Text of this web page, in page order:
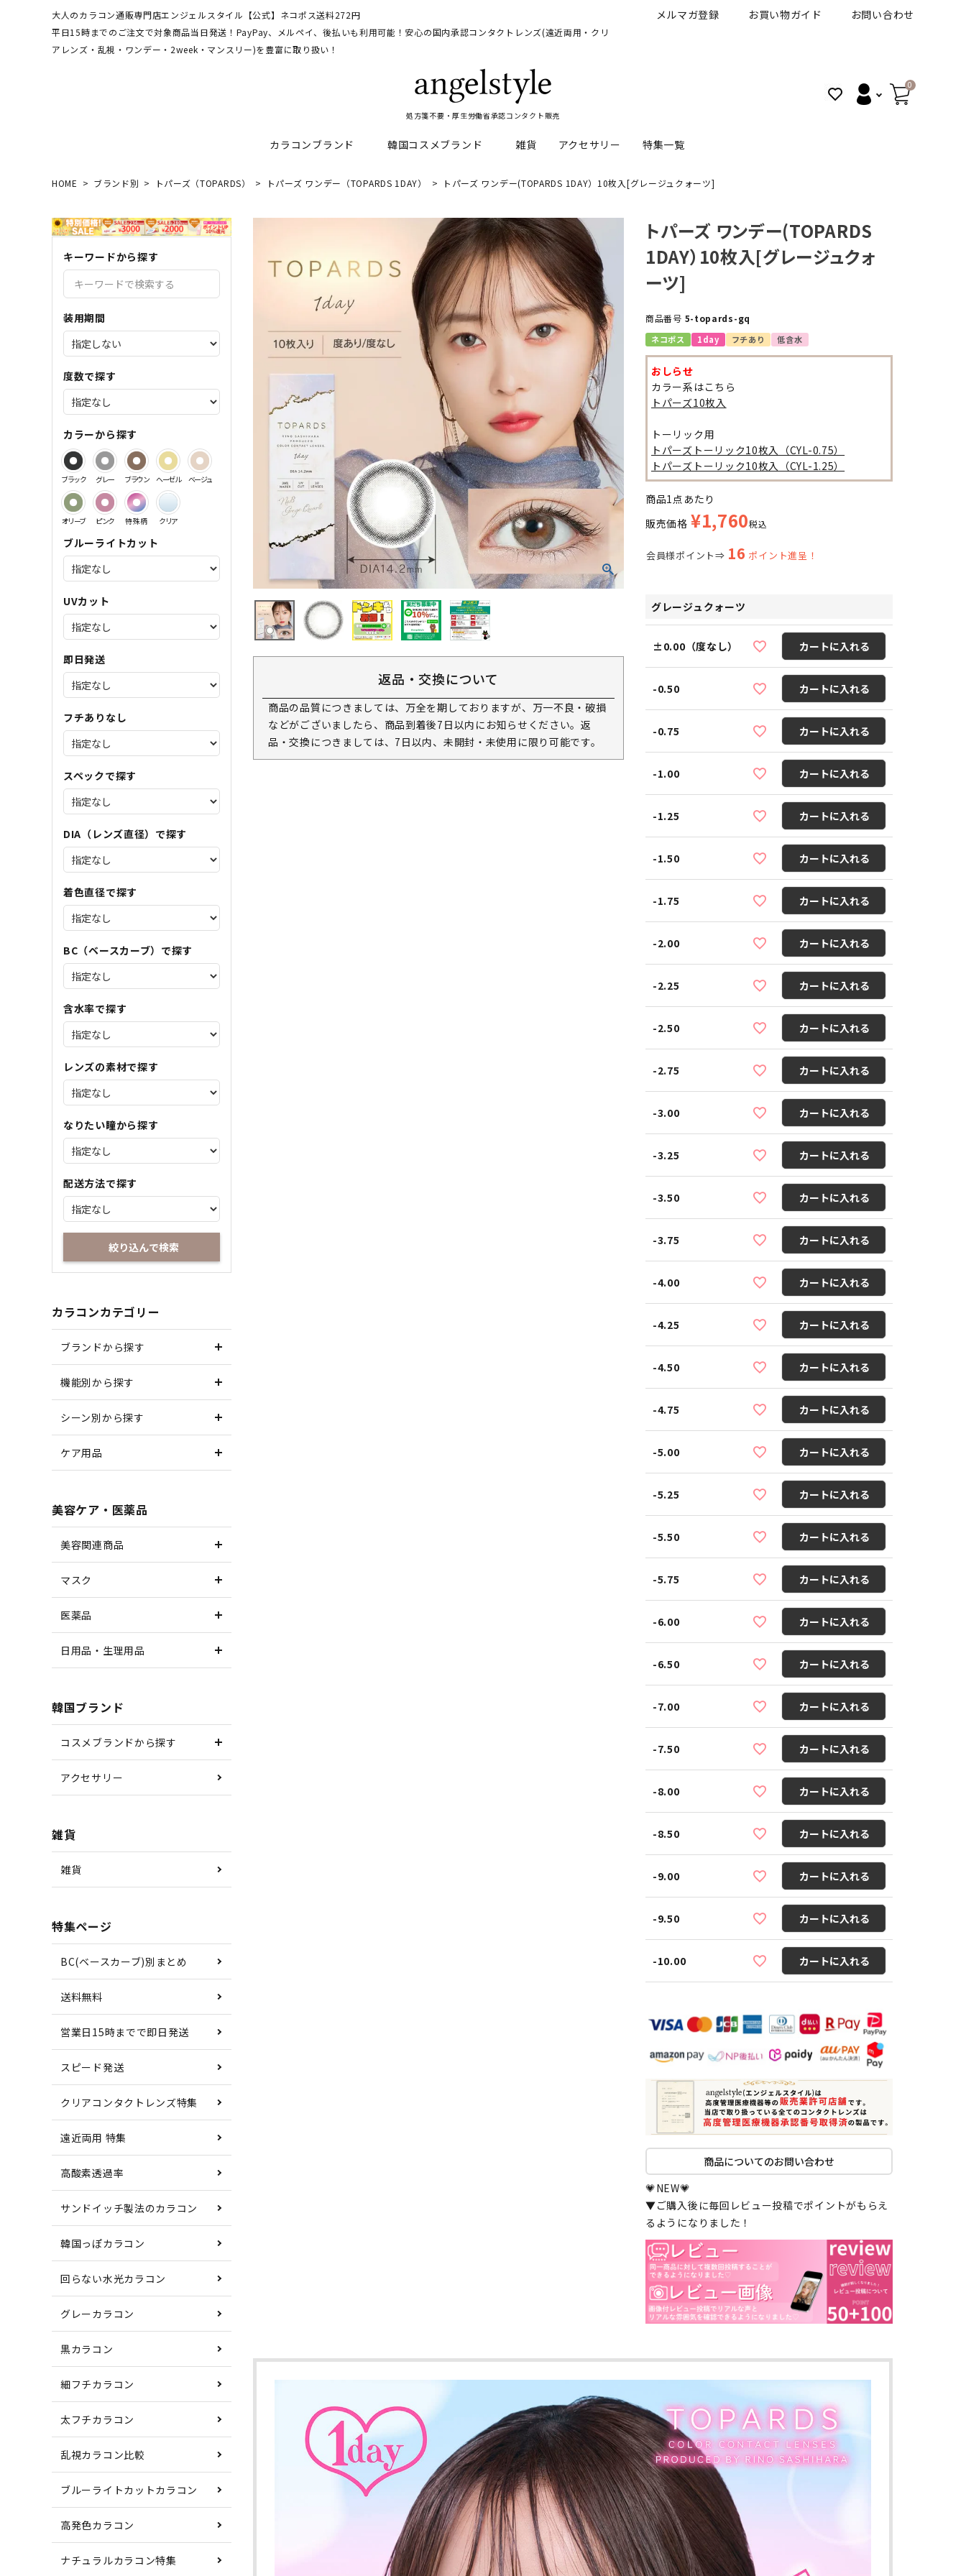
大人のカラコン通販専門店エンジェルスタイル【公式】ネコポス送料272円
平日15時までのご注文で対象商品当日発送！PayPay、メルペイ、後払いも利用可能！安心の国内承認コンタクトレンズ(遠近両用・クリ
アレンズ・乱視・ワンデー・2week・マンスリー)を豊富に取り扱い！
メルマガ登録 お買い物ガイド お問い合わせ
処方箋不要・厚生労働省承認コンタクト販売
0
カラコンブランド
ディファインモイスト
イルミネート
エバーカラーシリーズ シーブリンク キャンディーマジックシリーズ ピュアアイズワンデー
レヴィアワンマンス レヴィアワンデー ネオサイトシリーズ その他ブランドはこちら
韓国コスメブランド
3CE Dr.jart+ VT
その他ブランドはこちら
雑貨 アクセサリー 特集一覧
乱視カラコン比較 ブルーライトカットカラコン UVカットカラコン 細フチカラコン
バレないカラコン 色素薄い系カラコン メンズカラコン特集
サンドイッチ製法特集
HOME ブランド別 トパーズ（TOPARDS） トパーズ ワンデー（TOPARDS 1DAY） トパーズ ワンデー(TOPARDS 1DAY）10枚入[グレージュクォーツ]
キーワードから探す
装用期間
度数で探す
カラーから探す
ブラック グレー ブラウン ヘーゼル ベージュ
オリーブ ピンク 特殊柄 クリア
ブルーライトカット
UVカット
即日発送
フチありなし
スペックで探す
DIA（レンズ直径）で探す
着色直径で探す
BC（ベースカーブ）で探す
含水率で探す
レンズの素材で探す
なりたい瞳から探す
配送方法で探す
絞り込んで検索
カラコンカテゴリー
ブランドから探す
機能別から探す
シーン別から探す
ケア用品
美容ケア・医薬品
美容関連商品
マスク
医薬品
日用品・生理用品
韓国ブランド
コスメブランドから探す
アクセサリー
雑貨
雑貨
特集ページ
BC(ベースカーブ)別まとめ
送料無料
営業日15時までで即日発送
スピード発送
クリアコンタクトレンズ特集
遠近両用 特集
高酸素透過率
サンドイッチ製法のカラコン
韓国っぽカラコン
回らない水光カラコン
グレーカラコン
黒カラコン
細フチカラコン
太フチカラコン
乱視カラコン比較
ブルーライトカットカラコン
高発色カラコン
ナチュラルカラコン特集
返品・交換について
商品の品質につきましては、万全を期しておりますが、万一不良・破損
などがございましたら、商品到着後7日以内にお知らせください。返
品・交換につきましては、7日以内、未開封・未使用に限り可能です。
トパーズ ワンデー(TOPARDS
1DAY）10枚入[グレージュクォ
ーツ]
商品番号 5-topards-gq
ネコポス 1day フチあり 低含水
おしらせ
カラー系はこちら
トパーズ10枚入
トーリック用
トパーズトーリック10枚入（CYL-0.75）
トパーズトーリック10枚入（CYL-1.25）
商品1点あたり
販売価格 ¥1,760税込
会員様ポイント⇒ 16 ポイント進呈！
グレージュクォーツ
±0.00（度なし） カートに入れる
-0.50 カートに入れる
-0.75 カートに入れる
-1.00 カートに入れる
-1.25 カートに入れる
-1.50 カートに入れる
-1.75 カートに入れる
-2.00 カートに入れる
-2.25 カートに入れる
-2.50 カートに入れる
-2.75 カートに入れる
-3.00 カートに入れる
-3.25 カートに入れる
-3.50 カートに入れる
-3.75 カートに入れる
-4.00 カートに入れる
-4.25 カートに入れる
-4.50 カートに入れる
-4.75 カートに入れる
-5.00 カートに入れる
-5.25 カートに入れる
-5.50 カートに入れる
-5.75 カートに入れる
-6.00 カートに入れる
-6.50 カートに入れる
-7.00 カートに入れる
-7.50 カートに入れる
-8.00 カートに入れる
-8.50 カートに入れる
-9.00 カートに入れる
-9.50 カートに入れる
-10.00 カートに入れる
商品についてのお問い合わせ
💗NEW💗
▼ご購入後に毎回レビュー投稿でポイントがもらえ
るようになりました！